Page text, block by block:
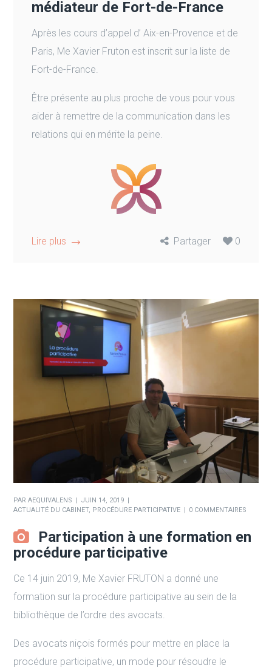
médiateur de Fort-de-France
Après les cours d’appel d’ Aix-en-Provence et de
Paris, Me Xavier Fruton est inscrit sur la liste de
Fort-de-France.
Être présente au plus proche de vous pour vous
aider à remettre de la communication dans les
relations qui en mérite la peine.
Lire plus Partager 0
PARAEQUIVALENS
JUIN 14, 2019
ACTUALITÉ DU CABINET, PROCÉDURE PARTICIPATIVE 0 COMMENTAIRES
Participation à une formation en
procédure participative
Ce 14 juin 2019, Me Xavier FRUTON a donné une
formation sur la procédure participative au sein de la
bibliothèque de l’ordre des avocats.
Des avocats niçois formés pour mettre en place la
procédure participative, un mode pour résoudre le